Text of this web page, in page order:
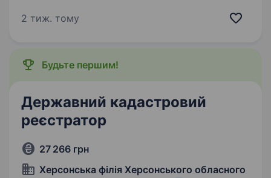
осіб та населення яке постраждало від
виконавчий партнер Агентства ООН у справах
біженців…
2 тиж. тому
Будьте першим!
Державний кадастровий
реєстратор
27 266 грн
Херсонська філія Херсонського обласного